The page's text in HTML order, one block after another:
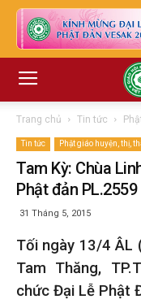
Trang chủ Tin tức
Tin tức Phật giáo huyện, thị,
Tam Kỳ: Chùa
Phật đản PL.2559
31 Tháng 5, 2015
Tối ngày 13/4 ÂL
Tam Thăng,
chức Đại Lễ Phật